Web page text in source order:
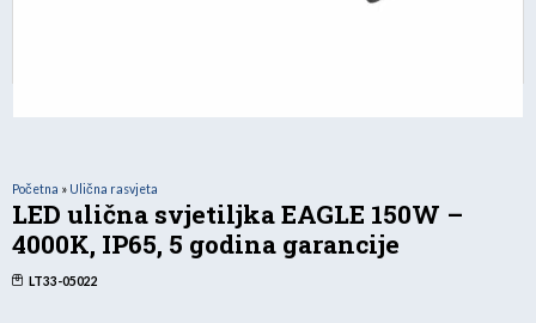
Početna » Ulična rasvjeta
LED ulična svjetiljka EAGLE 150W –
4000K, IP65, 5 godina garancije
LT33-05022